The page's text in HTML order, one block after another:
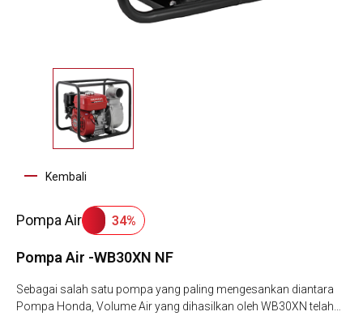
Kembali
Pompa Air 34%
Pompa Air -WB30XN NF
Sebagai salah satu pompa yang paling mengesankan diantara
Pompa Honda, Volume Air yang dihasilkan oleh WB30XN telah